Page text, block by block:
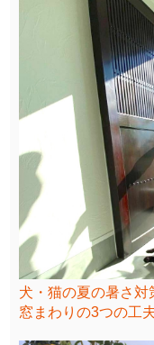
犬・猫の夏の暑さ
窓まわりの3つの工